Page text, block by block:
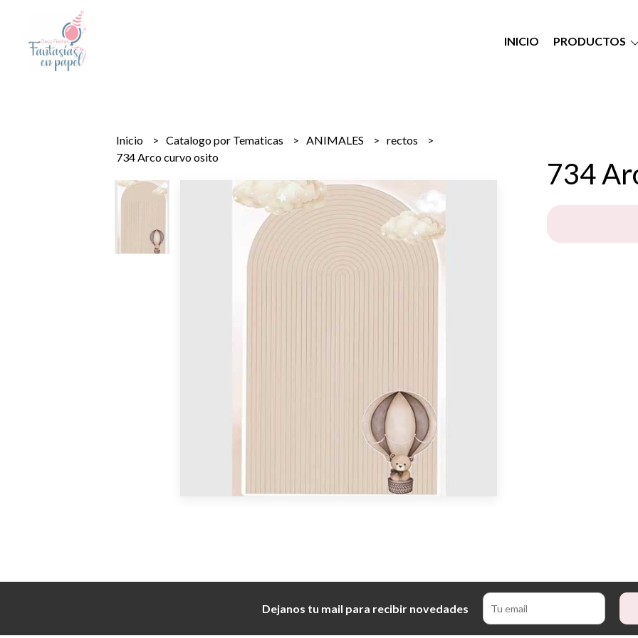
INICIO PRODUCTOS
Inicio Catalogo por Tematicas ANIMALES
rectos
734 Arco curvo osito
734
Dejanos tu mail para recibir novedades